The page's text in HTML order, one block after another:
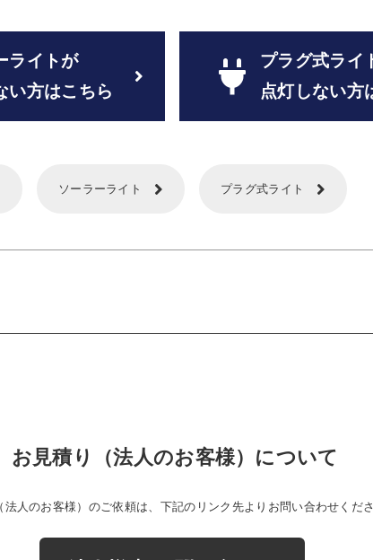
ライトが
い方はこちら
プラグ式ライ
点灯しない方
ソーラーライト プラグ式ライト
お見積り（法人のお客様）について
法人のお客様）のご依頼は、下記のリンク先よりお問い合わせくださ